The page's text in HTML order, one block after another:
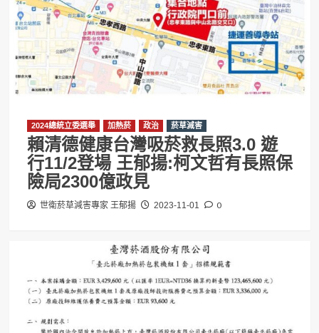
2024總統立委選舉 加熱菸 政治 菸草減害
賴清德健康台灣吸菸救長照3.0 遊
行11/2登場 王郁揚:柯文哲有長照保
險局2300億政見
世衛菸草減害專家 王郁揚 2023-11-01 0